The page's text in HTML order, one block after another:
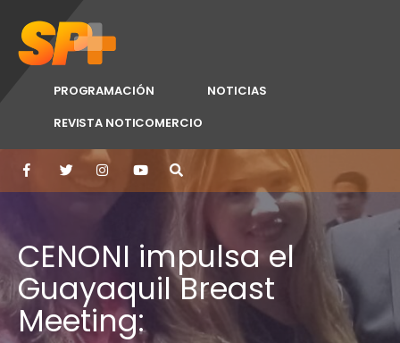
PROGRAMACIÓN
NOTICIAS
REVISTA NOTICOMERCIO
CENONI impulsa el
Guayaquil Breast
Meeting: